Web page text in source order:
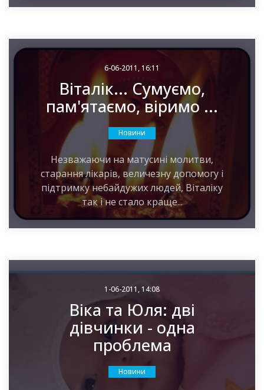
6-06-2011, 16:11
Віталік... Сумуємо,
пам'ятаємо, віримо ...
Новини
Незважаючи на матусині молитви,
старання лікарів, величезну допомогу і
підтримку небайдужих людей, Віталіку
так і не стало краще...
1-06-2011, 14:08
Віка та Юля: дві
дівчинки - одна
проблема
Новини